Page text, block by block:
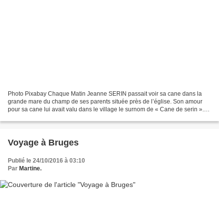
Photo Pixabay Chaque Matin Jeanne SERIN passait voir sa cane dans la
grande mare du champ de ses parents située près de l’église. Son amour
pour sa cane lui avait valu dans le village le surnom de « Cane de serin ».
Voyage à Bruges
Publié le 24/10/2016 à 03:10
Par Martine.